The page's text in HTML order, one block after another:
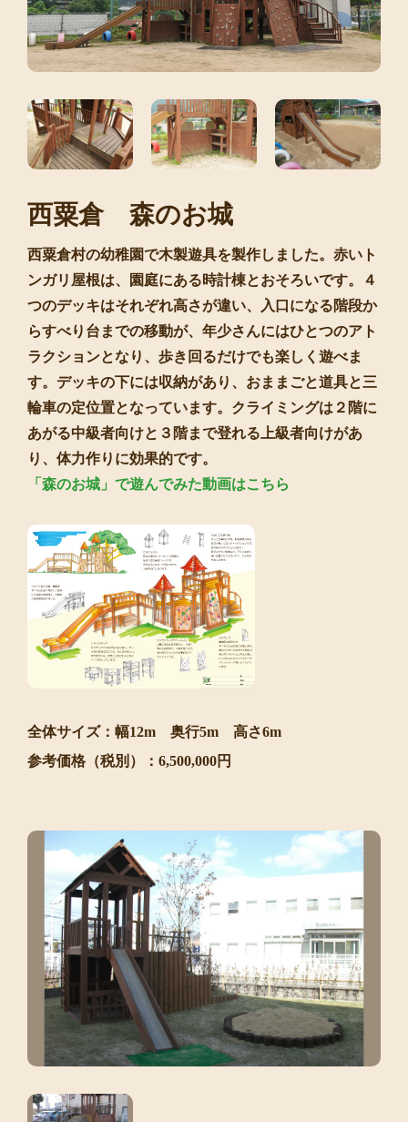
西粟倉 森のお城
西粟倉村の幼稚園で木製遊具を製作しました。赤いト
ンガリ屋根は、園庭にある時計棟とおそろいです。４
つのデッキはそれぞれ高さが違い、入口になる階段か
らすべり台までの移動が、年少さんにはひとつのアト
ラクションとなり、歩き回るだけでも楽しく遊べま
す。デッキの下には収納があり、おままごと道具と三
輪車の定位置となっています。クライミングは２階に
あがる中級者向けと３階まで登れる上級者向けがあ
り、体力作りに効果的です。
「森のお城」で遊んでみた動画はこちら
全体サイズ：幅12m 奥行5m 高さ6m
参考価格（税別）：6,500,000円